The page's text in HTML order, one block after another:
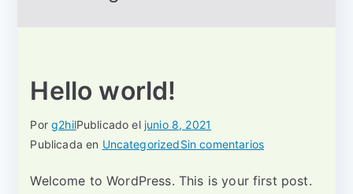
Hello world!
Porg2hilPublicado el junio 8, 2021
Publicada en UncategorizedSin comentariosen
world!
Welcome to WordPress. This is your first post.